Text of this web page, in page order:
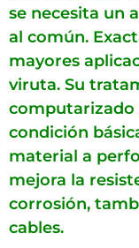
se necesita un
al común.
mayores
viruta. Su
computarizado
condición
material a
mejora la
corrosión,
cables.